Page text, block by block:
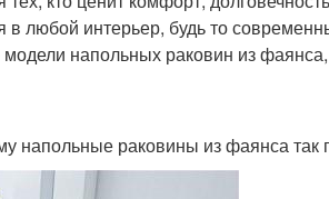
в любой интерьер, будь то
напольных раковин из
напольные раковины из фаянса так